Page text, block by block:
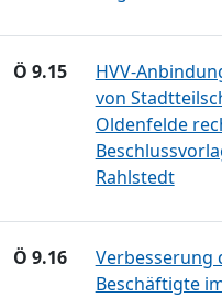
Ö 9.15
HVV-
von
Oldenfelde
Rahlstedt
Ö 9.16
Verbesserung
Beschäftigte